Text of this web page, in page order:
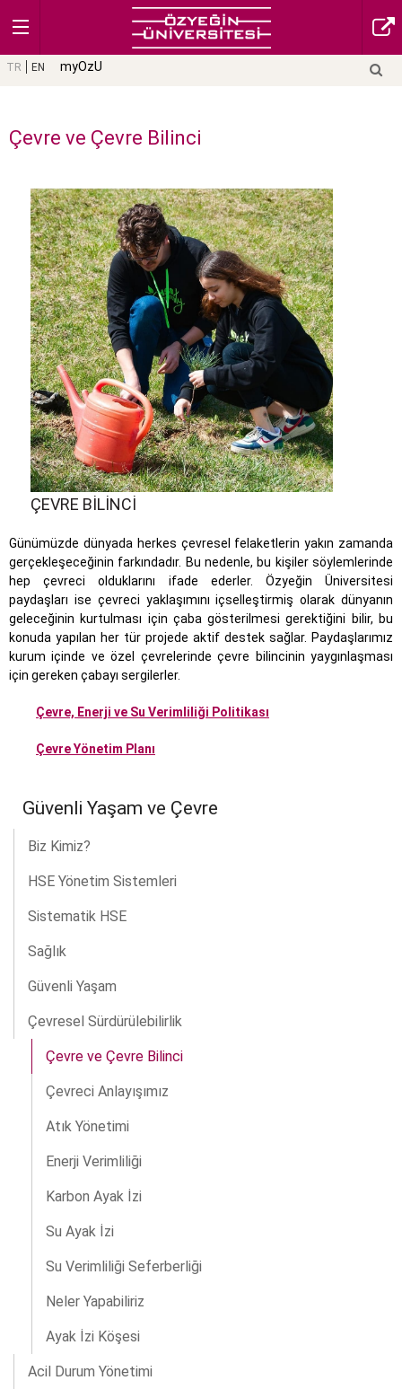
TR EN myOzU
Çevre ve Çevre Bilinci
ÇEVRE BİLİNCİ
Günümüzde dünyada herkes çevresel felaketlerin yakın zamanda
gerçekleşeceğinin farkındadır. Bu nedenle, bu kişiler söylemlerinde
hep çevreci olduklarını ifade ederler. Özyeğin Üniversitesi
paydaşları ise çevreci yaklaşımını içselleştirmiş olarak dünyanın
geleceğinin kurtulması için çaba gösterilmesi gerektiğini bilir, bu
konuda yapılan her tür projede aktif destek sağlar. Paydaşlarımız
kurum içinde ve özel çevrelerinde çevre bilincinin yaygınlaşması
için gereken çabayı sergilerler.
Çevre, Enerji ve Su Verimliliği Politikası
Çevre Yönetim Planı
Güvenli Yaşam ve Çevre
Biz Kimiz?
HSE Yönetim Sistemleri
Sistematik HSE
Sağlık
Güvenli Yaşam
Çevresel Sürdürülebilirlik
Çevre ve Çevre Bilinci
Çevreci Anlayışımız
Atık Yönetimi
Enerji Verimliliği
Karbon Ayak İzi
Su Ayak İzi
Su Verimliliği Seferberliği
Neler Yapabiliriz
Ayak İzi Köşesi
Acil Durum Yönetimi